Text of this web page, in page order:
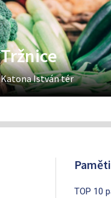
Tržnice
Katona István tér
TOP 10